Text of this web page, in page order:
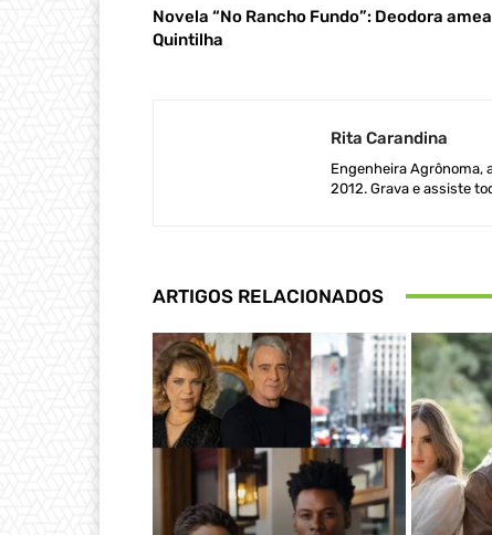
Novela “No Rancho Fundo”: Deodora
Quintilha
Rita Carandina
Engenheira Agrônoma,
2012. Grava e assiste
ARTIGOS RELACIONADOS